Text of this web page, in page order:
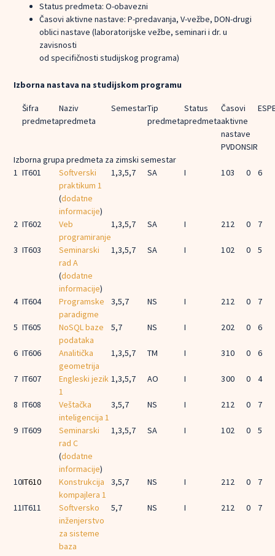
Status predmeta: O-obavezni
Časovi aktivne nastave: P-predavanja, V-vežbe, DON-drugi
oblici nastave (laboratorijske vežbe, seminari i dr. u
zavisnosti
od specifičnosti studijskog programa)
Izborna nastava na studijskom programu
Šifra
predmeta
Naziv
predmeta
SemestarTip
predmeta
Status
predmeta
Časovi
aktivne
nastave
PVDONSIR
Izborna grupa predmeta za zimski semestar
1 IT601
Softverski
praktikum 1
(dodatne
informacije)
1,3,5,7 SA I 1 03 0 6
2 IT602
Veb
programiranje
1,3,5,7 SA I 21 2 0 7
3 IT603
Seminarski
rad A
(dodatne
informacije)
1,3,5,7 SA I 1 02 0 5
4 IT604
Programske
paradigme
3,5,7 NS I 21 2 0 7
5 IT605
NoSQL baze
podataka
5,7 NS I 202 0 6
6 IT606
Analitička
geometrija
1,3,5,7 TM I 310 0 6
7 IT607
Engleski jezik
1
1,3,5,7 AO I 300 0 4
8 IT608
Veštačka
inteligencija 1
3,5,7 NS I 21 2 0 7
9 IT609
Seminarski
rad C
(dodatne
informacije)
1,3,5,7 SA I 1 02 0 5
10IT610
Konstrukcija
kompajlera 1
3,5,7 NS I 21 2 0 7
11IT611
Softversko
inženjerstvo
za sisteme
baza
5,7 NS I 21 2 0 7